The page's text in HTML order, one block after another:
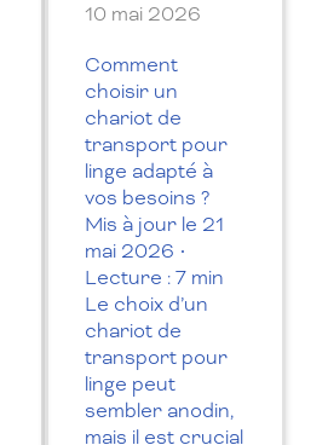
10 mai 2026
Comment
choisir un
chariot de
transport pour
linge adapté à
vos besoins ?
Mis à jour le 21
mai 2026 •
Lecture : 7 min
Le choix d’un
chariot de
transport pour
linge peut
sembler anodin,
mais il est crucial